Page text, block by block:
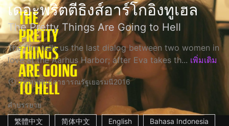
เดอะพริตตีธิงส์อาร์โกอิงทูเฮล
The Pretty Things Are Going to Hell
The film tells us the last dialog between two women in
love at the Aarhus Harbor; after Eva takes th... เพิ่มเติม
7mสหพันธ์สาธารณรัฐเยอรมนี2016
คำบรรยาย
繁體中文
简体中文 English Bahasa Indonesia